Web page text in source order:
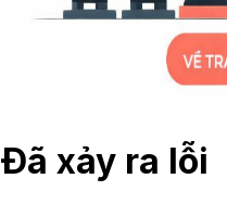
Đã xảy ra lỗi